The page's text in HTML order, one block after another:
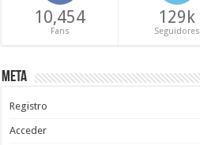
10,454
Fans
129k
Seguidores
Meta
Registro
Acceder